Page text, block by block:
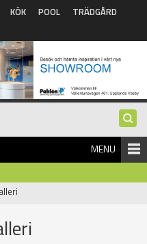
KÖK POOL
TRÄDGÅRD
MENU